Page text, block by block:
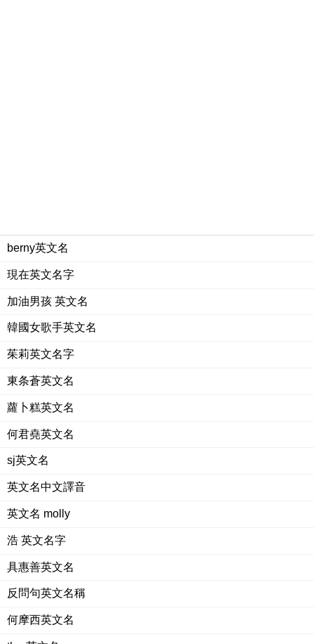
berny英文名
現在英文名字
加油男孩 英文名
韓國女歌手英文名
茱莉英文名字
東条蒼英文名
蘿卜糕英文名
何君堯英文名
sj英文名
英文名中文譯音
英文名 molly
浩 英文名字
具惠善英文名
反問句英文名稱
何摩西英文名